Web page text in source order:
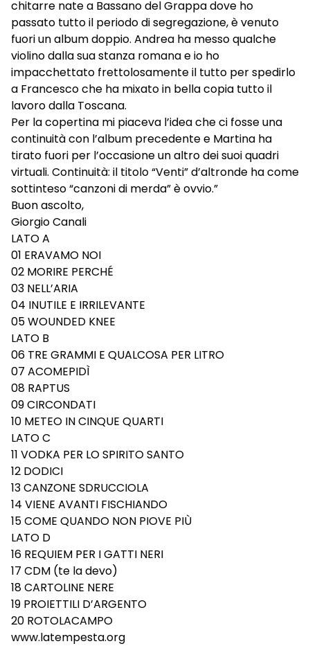
chitarre nate a Bassano del Grappa dove ho
passato tutto il periodo di segregazione, è venuto
fuori un album doppio. Andrea ha messo qualche
violino dalla sua stanza romana e io ho
impacchettato frettolosamente il tutto per spedirlo
a Francesco che ha mixato in bella copia tutto il
lavoro dalla Toscana.
Per la copertina mi piaceva l’idea che ci fosse una
continuità con l’album precedente e Martina ha
tirato fuori per l’occasione un altro dei suoi quadri
virtuali. Continuità: il titolo “Venti” d’altronde ha come
sottinteso “canzoni di merda” è ovvio.”
Buon ascolto,
Giorgio Canali
LATO A
01 ERAVAMO NOI
02 MORIRE PERCHÉ
03 NELL’ARIA
04 INUTILE E IRRILEVANTE
05 WOUNDED KNEE
LATO B
06 TRE GRAMMI E QUALCOSA PER LITRO
07 ACOMEPIDÌ
08 RAPTUS
09 CIRCONDATI
10 METEO IN CINQUE QUARTI
LATO C
11 VODKA PER LO SPIRITO SANTO
12 DODICI
13 CANZONE SDRUCCIOLA
14 VIENE AVANTI FISCHIANDO
15 COME QUANDO NON PIOVE PIÙ
LATO D
16 REQUIEM PER I GATTI NERI
17 CDM (te la devo)
18 CARTOLINE NERE
19 PROIETTILI D’ARGENTO
20 ROTOLACAMPO
www.latempesta.org